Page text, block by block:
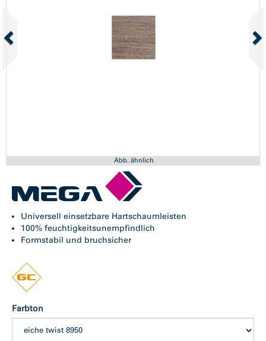
Abb. ähnlich
Universell einsetzbare Hartschaumleisten
100% feuchtigkeitsunempfindlich
Formstabil und bruchsicher
Farbton